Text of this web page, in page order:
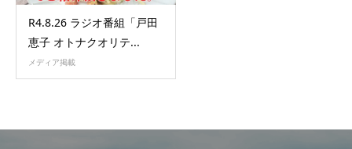
R4.8.26 ラジオ番組「戸田
恵子 オトナクオリテ...
メディア掲載